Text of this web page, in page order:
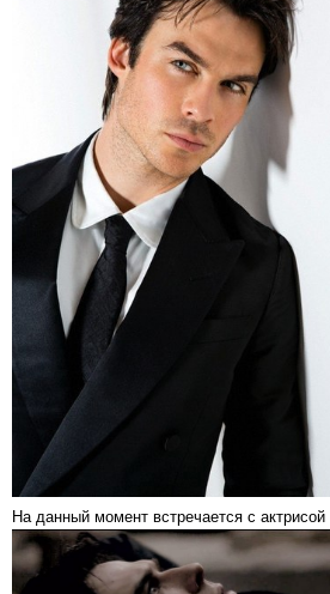
На данный момент встречается с